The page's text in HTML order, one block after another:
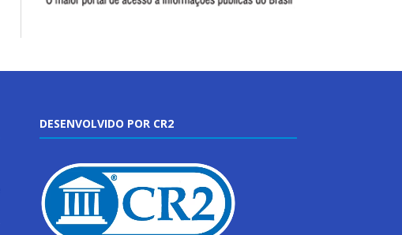
DESENVOLVIDO POR CR2